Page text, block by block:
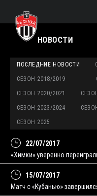
НОВОСТИ
ПОСЛЕДНИЕ НОВОСТИ
СЕЗОН 2018/2019
СЕЗОН 2020/2021
СЕЗОН 2023/2024
СЕЗОН 2025
22/07/2017
«Химки» уверенно
15/07/2017
Матч с «Кубанью»